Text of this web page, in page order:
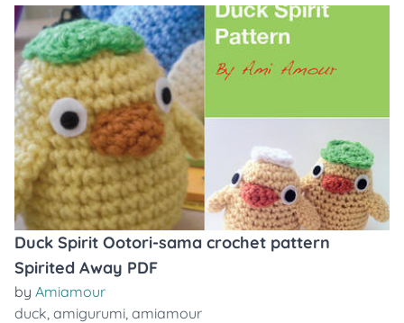
Duck Spirit Ootori-sama crochet pattern
Spirited Away PDF
by Amiamour
duck, amigurumi, amiamour